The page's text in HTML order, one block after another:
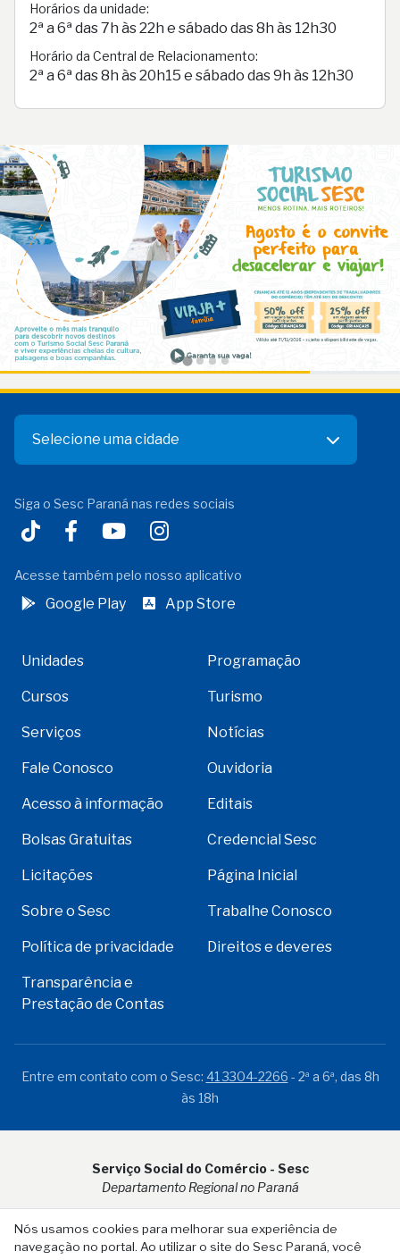
Nós usamos cookies para melhorar sua experiência de
navegação no portal. Ao utilizar o site do Sesc Paraná, você
Horários da unidade:
2ª a 6ª das 7h às 22h e sábado das 8h às 12h30
Horário da Central de Relacionamento:
2ª a 6ª das 8h às 20h15 e sábado das 9h às 12h30
Selecione uma cidade
Siga o Sesc Paraná nas redes sociais
Acesse também pelo nosso aplicativo
Google Play App Store
Unidades Programação
Cursos Turismo
Serviços Notícias
Fale Conosco Ouvidoria
Acesso à informação Editais
Bolsas Gratuitas Credencial Sesc
Licitações Página Inicial
Sobre o Sesc Trabalhe Conosco
Política de privacidade Direitos e deveres
Transparência e
Prestação de Contas
Entre em contato com o Sesc: 41 3304-2266 - 2ª a 6ª, das 8h
às 18h
Serviço Social do Comércio - Sesc
Departamento Regional no Paraná
Rua Visconde do Rio Branco, 931 - CEP 80.410-001 - Curitiba -
PR